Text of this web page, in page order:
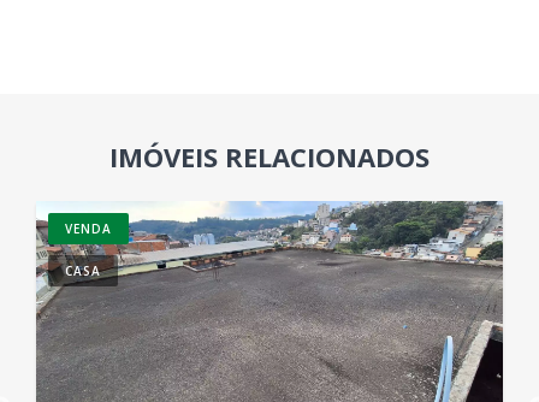
IMÓVEIS RELACIONADOS
VENDA
CASA